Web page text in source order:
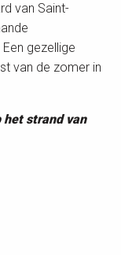
van Saint-
gezellige
van de zomer in
het strand van